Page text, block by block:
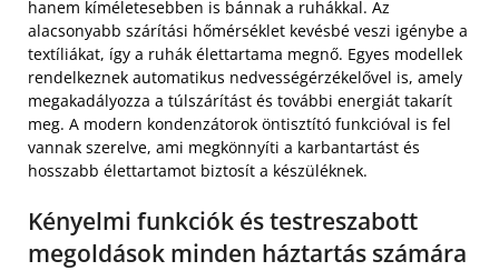
hanem kíméletesebben is bánnak a ruhákkal. Az
alacsonyabb szárítási hőmérséklet kevésbé veszi igénybe a
textíliákat, így a ruhák élettartama megnő. Egyes modellek
rendelkeznek automatikus nedvességérzékelővel is, amely
megakadályozza a túlszárítást és további energiát takarít
meg. A modern kondenzátorok öntisztító funkcióval is fel
vannak szerelve, ami megkönnyíti a karbantartást és
hosszabb élettartamot biztosít a készüléknek.
Kényelmi funkciók és testreszabott
megoldások minden háztartás számára